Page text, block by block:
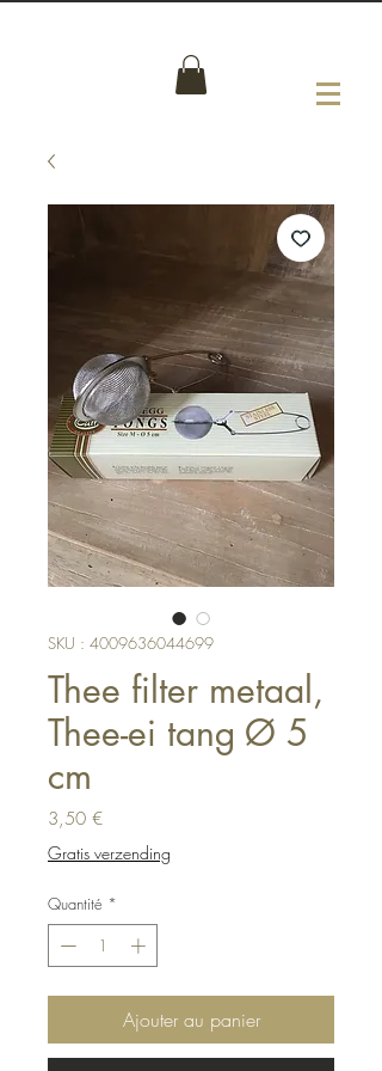
SKU : 4009636044699
Thee filter metaal,
Thee-ei tang Ø 5
cm
3,50 €Prix
Gratis verzending
Quantité *
Ajouter au panier